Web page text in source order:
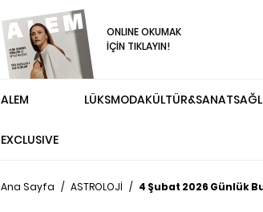
ONLINE OKUMAK
İÇİN TIKLAYIN!
ALEM
EXCLUSIVE
LÜKSMODAKÜLTÜR&SANAT
Ana Sayfa / ASTROLOJİ / 4 Şubat 2026 Günlük